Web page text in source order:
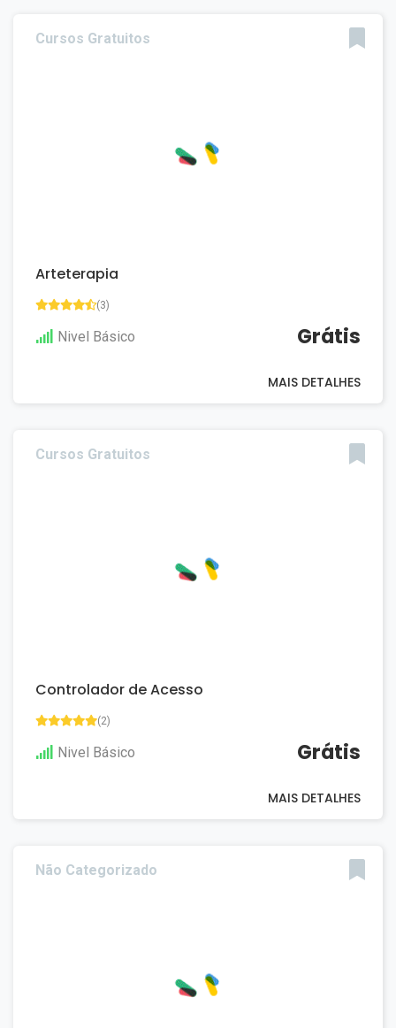
Cursos Gratuitos
Arteterapia
(3)
Nivel Básico Grátis
MAIS DETALHES
Cursos Gratuitos
Controlador de Acesso
(2)
Nivel Básico Grátis
MAIS DETALHES
Não Categorizado